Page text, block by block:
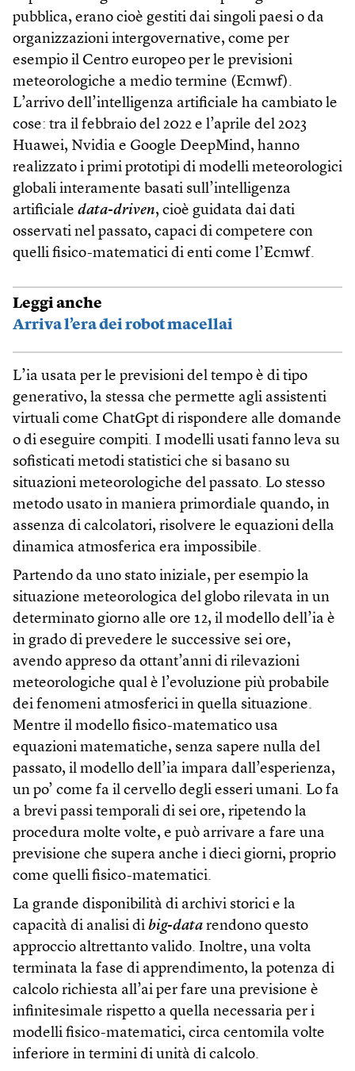
pubblica, erano cioè gestiti dai singoli paesi o da
organizzazioni intergovernative, come per
esempio il Centro europeo per le previsioni
meteorologiche a medio termine (Ecmwf).
L’arrivo dell’intelligenza artificiale ha cambiato le
cose: tra il febbraio del 2022 e l’aprile del 2023
Huawei, Nvidia e Google DeepMind, hanno
realizzato i primi prototipi di modelli meteorologici
globali interamente basati sull’intelligenza
artificiale data-driven, cioè guidata dai dati
osservati nel passato, capaci di competere con
quelli fisico-matematici di enti come l’Ecmwf.
Leggi anche
Arriva l’era dei robot macellai
L’ia usata per le previsioni del tempo è di tipo
generativo, la stessa che permette agli assistenti
virtuali come ChatGpt di rispondere alle domande
o di eseguire compiti. I modelli usati fanno leva su
sofisticati metodi statistici che si basano su
situazioni meteorologiche del passato. Lo stesso
metodo usato in maniera primordiale quando, in
assenza di calcolatori, risolvere le equazioni della
dinamica atmosferica era impossibile.
Partendo da uno stato iniziale, per esempio la
situazione meteorologica del globo rilevata in un
determinato giorno alle ore 12, il modello dell’ia è
in grado di prevedere le successive sei ore,
avendo appreso da ottant’anni di rilevazioni
meteorologiche qual è l’evoluzione più probabile
dei fenomeni atmosferici in quella situazione.
Mentre il modello fisico-matematico usa
equazioni matematiche, senza sapere nulla del
passato, il modello dell’ia impara dall’esperienza,
un po’ come fa il cervello degli esseri umani. Lo fa
a brevi passi temporali di sei ore, ripetendo la
procedura molte volte, e può arrivare a fare una
previsione che supera anche i dieci giorni, proprio
come quelli fisico-matematici.
La grande disponibilità di archivi storici e la
capacità di analisi di big-data rendono questo
approccio altrettanto valido. Inoltre, una volta
terminata la fase di apprendimento, la potenza di
calcolo richiesta all’ai per fare una previsione è
infinitesimale rispetto a quella necessaria per i
modelli fisico-matematici, circa centomila volte
inferiore in termini di unità di calcolo.